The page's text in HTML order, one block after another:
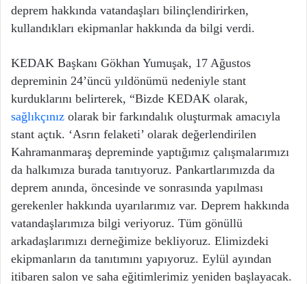
deprem hakkında vatandaşları bilinçlendirirken,
kullandıkları ekipmanlar hakkında da bilgi verdi.
KEDAK Başkanı Gökhan Yumuşak, 17 Ağustos
depreminin 24’üncü yıldönümü nedeniyle stant
kurduklarını belirterek, “Bizde KEDAK olarak,
sağlıkçınız olarak bir farkındalık oluşturmak amacıyla
stant açtık. ‘Asrın felaketi’ olarak değerlendirilen
Kahramanmaraş depreminde yaptığımız çalışmalarımızı
da halkımıza burada tanıtıyoruz. Pankartlarımızda da
deprem anında, öncesinde ve sonrasında yapılması
gerekenler hakkında uyarılarımız var. Deprem hakkında
vatandaşlarımıza bilgi veriyoruz. Tüm gönüllü
arkadaşlarımızı derneğimize bekliyoruz. Elimizdeki
ekipmanların da tanıtımını yapıyoruz. Eylül ayından
itibaren salon ve saha eğitimlerimiz yeniden başlayacak.